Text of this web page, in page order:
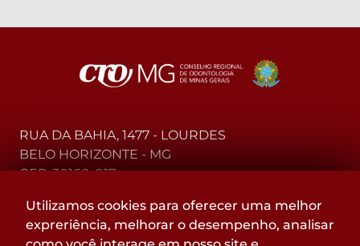
RUA DA BAHIA, 1477 - LOURDES
BELO HORIZONTE - MG
CEP: 30160-017
(31) 2104-3000 - WhatsApp
Utilizamos cookies para oferecer uma melhor
expreriência, melhorar o desempenho, analisar